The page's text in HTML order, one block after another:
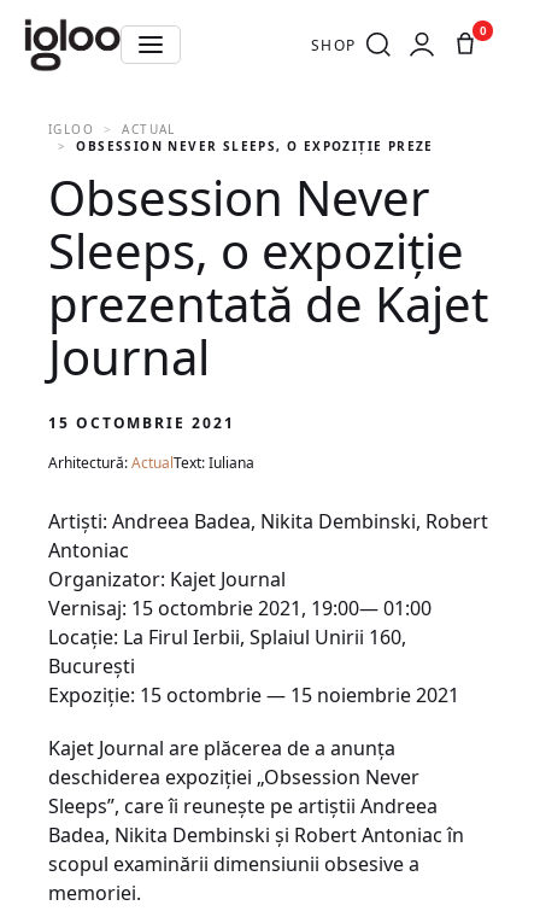
SHOP
0
IGLOO
ACTUAL
OBSESSION NEVER SLEEPS, O EXPOZIȚIE PREZENTATĂ DE
Obsession Never
Sleeps, o expoziție
prezentată de Kajet
Journal
15 OCTOMBRIE 2021
Arhitectură:ActualText: Iuliana
Artiști: Andreea Badea, Nikita Dembinski, Robert
Antoniac
Organizator: Kajet Journal
Vernisaj: 15 octombrie 2021, 19:00— 01:00
Locație: La Firul Ierbii, Splaiul Unirii 160,
București
Expoziție: 15 octombrie — 15 noiembrie 2021
Kajet Journal are plăcerea de a anunța
deschiderea expoziției „Obsession Never
Sleeps”, care îi reunește pe artiștii Andreea
Badea, Nikita Dembinski și Robert Antoniac în
scopul examinării dimensiunii obsesive a
memoriei.